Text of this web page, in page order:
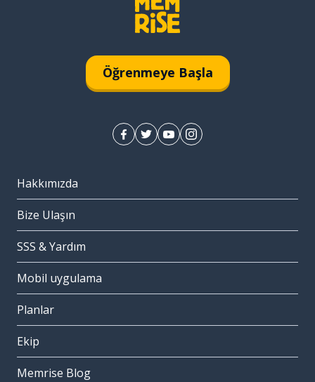
Öğrenmeye Başla
Hakkımızda
Bize Ulaşın
SSS & Yardım
Mobil uygulama
Planlar
Ekip
Memrise Blog